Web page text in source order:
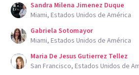
Sandra Milena Jimenez Duque
Miami, Estados Unidos de América
Gabriela Sotomayor
Miami, Estados Unidos de América
Maria De Jesus Gutierrez Tellez
San Francisco, Estados Unidos de